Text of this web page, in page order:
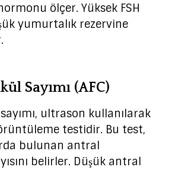
ölçer. Yüksek FSH
yumurtalık rezervine
Sayımı (AFC)
ultrason kullanılarak
testidir. Bu test,
bulunan antral
belirler. Düşük antral